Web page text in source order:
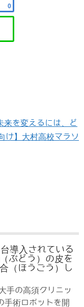
0
来を変えるには、ど
け】大村高校マラソ
導入されている
ぶどう）の皮を
（ほうごう）し
手の高須クリニッ
術ロボットを開